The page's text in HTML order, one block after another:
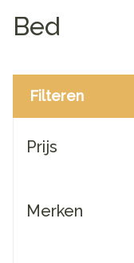
Bed
Filteren
Prijs
Merken